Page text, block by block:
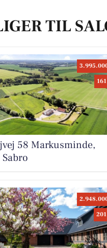
TIL
58 Markusminde,
Sabro